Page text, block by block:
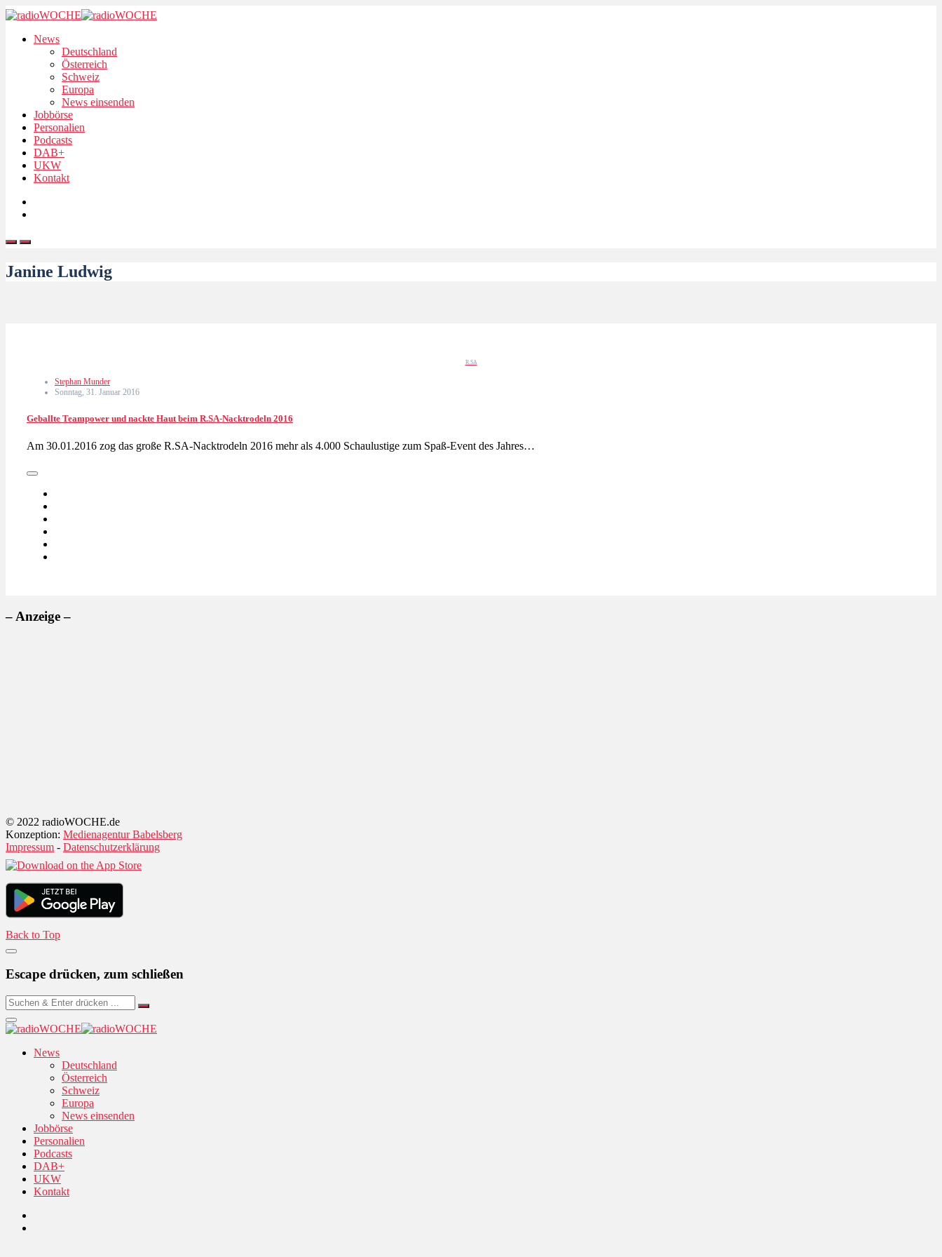
News
Deutschland
Österreich
Schweiz
Europa
News einsenden
Jobbörse
Personalien
Podcasts
DAB+
UKW
Kontakt
Janine Ludwig
R.SA
Stephan Munder
Sonntag, 31. Januar 2016
Geballte Teampower und nackte Haut beim R.SA-Nacktrodeln 2016
Am 30.01.2016 zog das große R.SA-Nacktrodeln 2016 mehr als 4.000 Schaulustige zum Spaß-Event des Jahres…
– Anzeige –
© 2022 radioWOCHE.de
Konzeption: Medienagentur Babelsberg
Impressum - Datenschutzerklärung
Back to Top
Escape drücken, zum schließen
News
Deutschland
Österreich
Schweiz
Europa
News einsenden
Jobbörse
Personalien
Podcasts
DAB+
UKW
Kontakt